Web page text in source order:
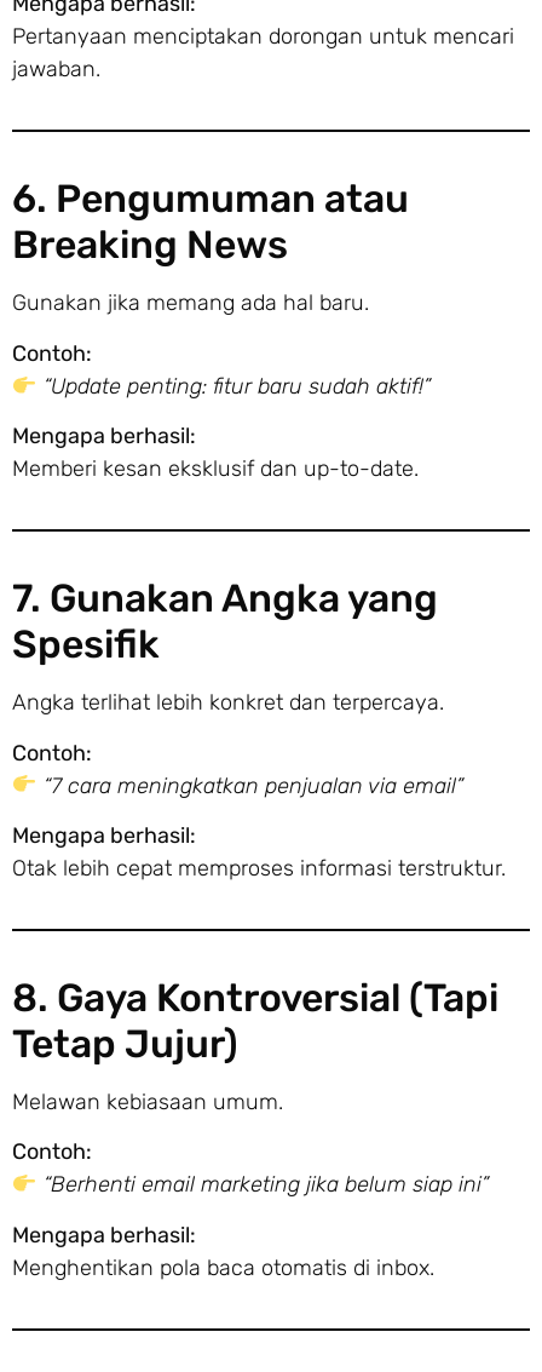
Pertanyaan menciptakan dorongan untuk mencari
jawaban.
6. Pengumuman atau
Breaking News
Gunakan jika memang ada hal baru.
Contoh:
“Update penting: fitur baru sudah aktif!”
Mengapa berhasil:
Memberi kesan eksklusif dan up-to-date.
7. Gunakan Angka yang
Spesifik
Angka terlihat lebih konkret dan terpercaya.
Contoh:
“7 cara meningkatkan penjualan via email”
Mengapa berhasil:
Otak lebih cepat memproses informasi terstruktur.
8. Gaya Kontroversial (Tapi
Tetap Jujur)
Melawan kebiasaan umum.
Contoh:
“Berhenti email marketing jika belum siap ini”
Mengapa berhasil:
Menghentikan pola baca otomatis di inbox.